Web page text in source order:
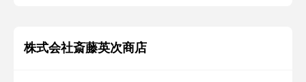
株式会社斎藤英次商店